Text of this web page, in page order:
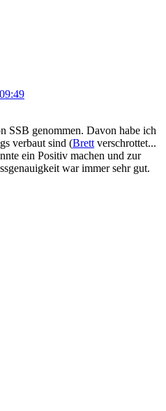
SSB genommen. Davon habe ich
verbaut sind (Brett verschrottet...
ein Positiv machen und zur
war immer sehr gut.